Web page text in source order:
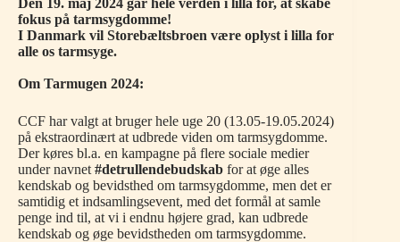
Den 19. maj 2024 går hele verden i lilla for, at skabe
fokus på tarmsygdomme!
I Danmark vil Storebæltsbroen være oplyst i lilla for
alle os tarmsyge.
Om Tarmugen 2024:
CCF har valgt at bruger hele uge 20 (13.05-19.05.2024)
på ekstraordinært at udbrede viden om tarmsygdomme.
Der køres bl.a. en kampagne på flere sociale medier
under navnet #detrullendebudskab for at øge alles
kendskab og bevidsthed om tarmsygdomme, men det er
samtidig et indsamlingsevent, med det formål at samle
penge ind til, at vi i endnu højere grad, kan udbrede
kendskab og øge bevidstheden om tarmsygdomme.